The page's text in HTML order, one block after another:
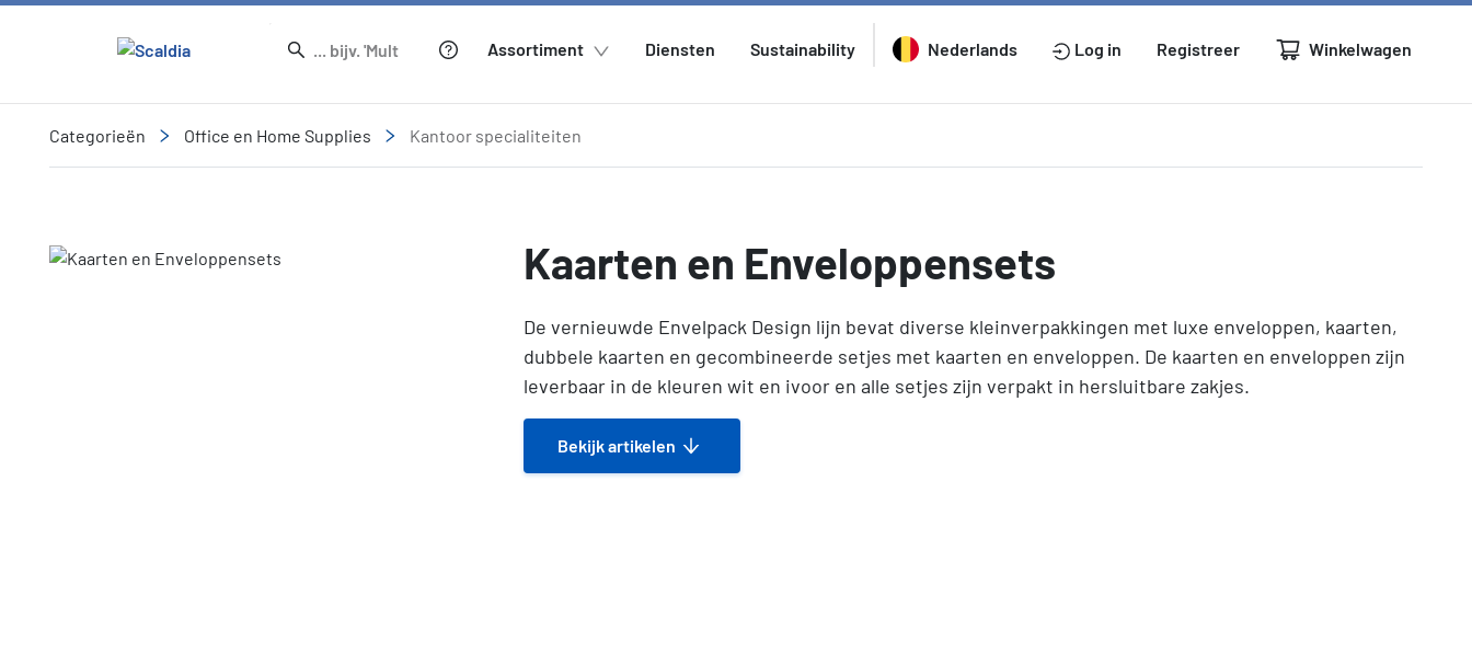
Assortiment Diensten Sustainability Nederlands Log in Registreer Winkelwagen
Categorieën Office en Home Supplies Kantoor specialiteiten
Slide 1 of 1 Kaarten en Enveloppensets
De vernieuwde Envelpack Design lijn bevat diverse kleinverpakkingen met luxe enveloppen, kaarten,
dubbele kaarten en gecombineerde setjes met kaarten en enveloppen. De kaarten en enveloppen zijn
leverbaar in de kleuren wit en ivoor en alle setjes zijn verpakt in hersluitbare zakjes.
Bekijk artikelen